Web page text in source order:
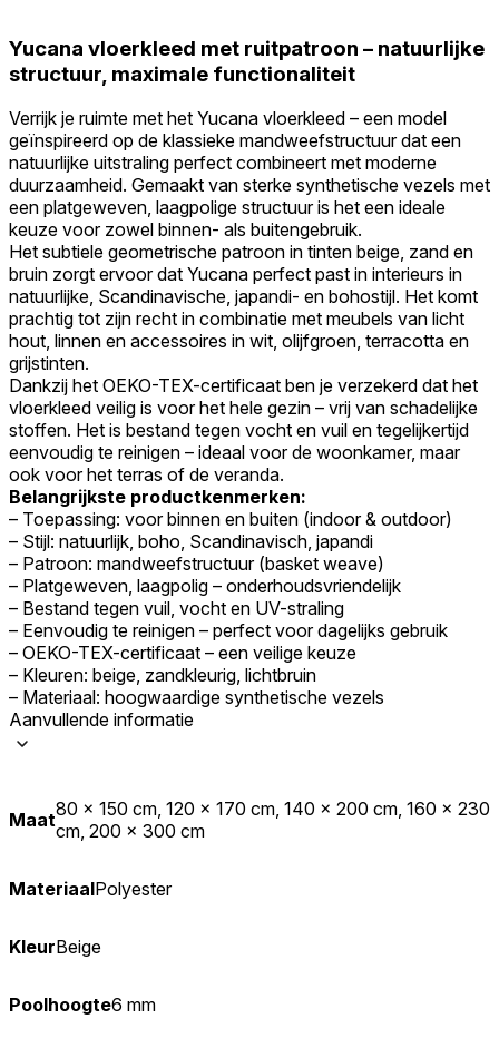
Yucana vloerkleed met ruitpatroon – natuurlijke
structuur, maximale functionaliteit
Verrijk je ruimte met het Yucana vloerkleed – een model
geïnspireerd op de klassieke mandweefstructuur dat een
natuurlijke uitstraling perfect combineert met moderne
duurzaamheid. Gemaakt van sterke synthetische vezels met
een platgeweven, laagpolige structuur is het een ideale
keuze voor zowel binnen- als buitengebruik.
Het subtiele geometrische patroon in tinten beige, zand en
bruin zorgt ervoor dat Yucana perfect past in interieurs in
natuurlijke, Scandinavische, japandi- en bohostijl. Het komt
prachtig tot zijn recht in combinatie met meubels van licht
hout, linnen en accessoires in wit, olijfgroen, terracotta en
grijstinten.
Dankzij het OEKO-TEX-certificaat ben je verzekerd dat het
vloerkleed veilig is voor het hele gezin – vrij van schadelijke
stoffen. Het is bestand tegen vocht en vuil en tegelijkertijd
eenvoudig te reinigen – ideaal voor de woonkamer, maar
ook voor het terras of de veranda.
Belangrijkste productkenmerken:
– Toepassing: voor binnen en buiten (indoor & outdoor)
– Stijl: natuurlijk, boho, Scandinavisch, japandi
– Patroon: mandweefstructuur (basket weave)
– Platgeweven, laagpolig – onderhoudsvriendelijk
– Bestand tegen vuil, vocht en UV-straling
– Eenvoudig te reinigen – perfect voor dagelijks gebruik
– OEKO-TEX-certificaat – een veilige keuze
– Kleuren: beige, zandkleurig, lichtbruin
– Materiaal: hoogwaardige synthetische vezels
Aanvullende informatie
Maat80 x 150 cm, 120 x 170 cm, 140 x 200 cm, 160 x 230
cm, 200 x 300 cm
MateriaalPolyester
KleurBeige
Poolhoogte6 mm